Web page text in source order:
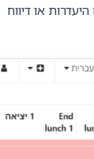
או דיווח